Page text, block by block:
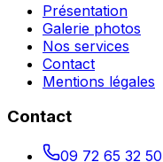
Présentation
Galerie photos
Nos services
Contact
Mentions légales
Contact
09 72 65 32 50